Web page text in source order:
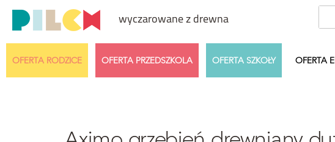
wyczarowane z drewna
Przedział cenowy Wiek dziecka
OFERTA RODZICE OFERTA PRZEDSZKOLA OFERTA SZKOŁY OFERTA